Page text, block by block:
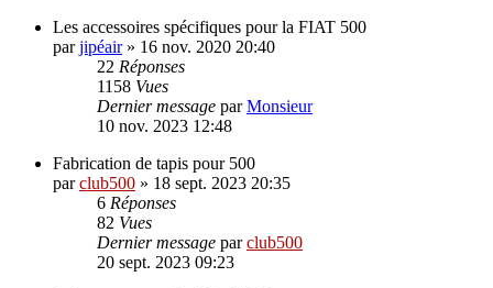
Les accessoires spécifiques pour la FIAT 500
parjipéair» 16 nov. 2020 20:40
22 Réponses
1158 Vues
Dernier message parMonsieur
10 nov. 2023 12:48
Fabrication de tapis pour 500
parclub500 » 18 sept. 2023 20:35
6 Réponses
82 Vues
Dernier message parclub500
20 sept. 2023 09:23